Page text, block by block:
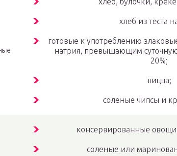
хлеб из теста
готовые к употреблению
натрия, превышающим
20%;
пицца;
соленые чипсы и
консервированные
соленые или